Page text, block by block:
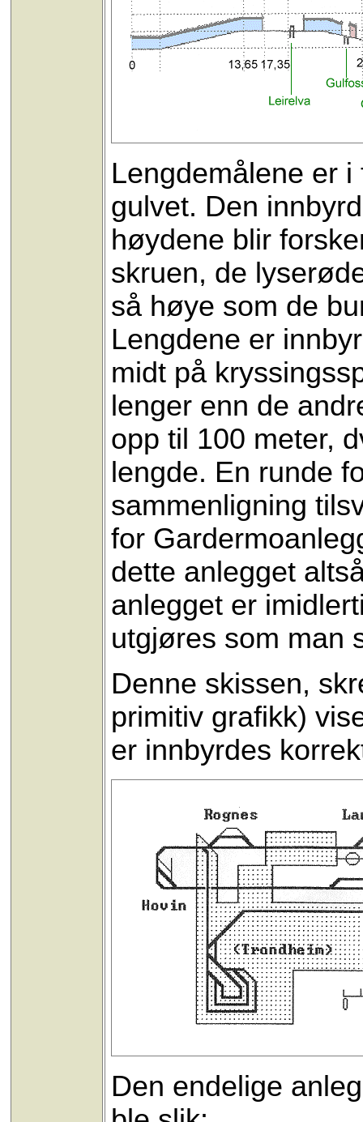
Lengdemålene er
gulvet. Den
høydene blir
skruen, de
så høye som de
Lengdene er
midt på
lenger enn de
opp til 100 meter,
lengde. En runde
sammenligning
for
dette anlegget
anlegget er
utgjøres som man
Denne skissen,
primitiv grafikk)
er innbyrdes
Den endelige